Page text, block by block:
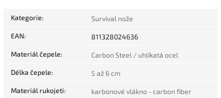
Kategorie: Survival nože
EAN: 811328024636
Materiál čepele: Carbon Steel / uhlíkatá ocel
Délka čepele: 5 až 6 cm
Materiál rukojeti: karbonové vlákno - carbon fiber